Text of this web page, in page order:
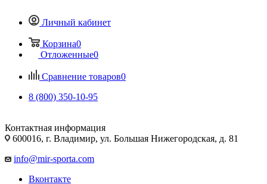
Личный кабинет
Корзина0
Отложенные0
Сравнение товаров0
8 (800) 350-10-95
Контактная информация
600016, г. Владимир, ул. Большая Нижегородская, д. 81
info@mir-sporta.com
Вконтакте